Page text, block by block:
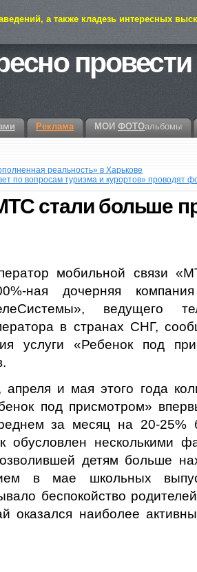
а также кладезь интересных
Реклама МОИ ФОТОальбомы
реальность» в Харькове
по вопросам туризма и курортов» проводят
стали больше
мобильной связи
ная дочерняя
ведущего
в странах СНГ,
услуги «Ребенок под
и мая этого года
под присмотром»
за месяц на 20-25%
обусловлен несколькими
детям больше
в мае школьных
беспокойство
оказался наиболее